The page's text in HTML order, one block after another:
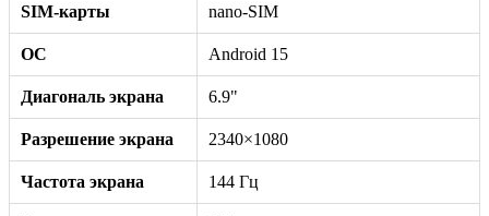
SIM-карты nano-SIM
ОС Android 15
Диагональ экрана 6.9"
Разрешение экрана 2340×1080
Частота экрана 144 Гц